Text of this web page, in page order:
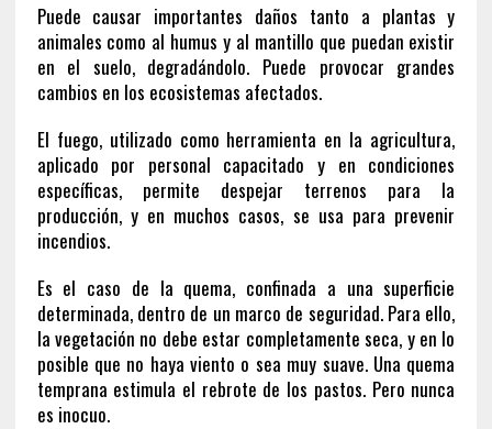
Puede causar importantes daños tanto a plantas y
animales como al humus y al mantillo que puedan existir
en el suelo, degradándolo. Puede provocar grandes
cambios en los ecosistemas afectados.
El fuego, utilizado como herramienta en la agricultura,
aplicado por personal capacitado y en condiciones
específicas, permite despejar terrenos para la
producción, y en muchos casos, se usa para prevenir
incendios.
Es el caso de la quema, confinada a una superficie
determinada, dentro de un marco de seguridad. Para ello,
la vegetación no debe estar completamente seca, y en lo
posible que no haya viento o sea muy suave. Una quema
temprana estimula el rebrote de los pastos. Pero nunca
es inocuo.